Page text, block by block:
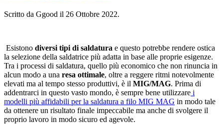
Scritto da Ggood il 26 Ottobre 2022.
Esistono diversi tipi di saldatura e questo potrebbe rendere ostica
la selezione della saldatrice più adatta in base alle proprie esigenze.
Tra i processi di saldatura, quello più economico che non rinuncia in
alcun modo a una resa ottimale, oltre a reggere ritmi notevolmente
elevati ma al tempo stesso produttivi, è il MIG/MAG. Prima di
addentrarci in questo vasto mondo, è sempre bene utilizzare i
modelli più affidabili per la saldatura a filo MIG MAG in modo tale
da ottenere un risultato finale impeccabile ma anche di svolgere il
proprio lavoro in modo sicuro ed agevole.